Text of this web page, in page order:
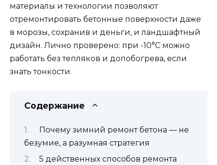
материалы и технологии позволяют
отремонтировать бетонные поверхности даже
в морозы, сохранив и деньги, и ландшафтный
дизайн. Лично проверено: при -10°C можно
работать без тепляков и допобогрева, если
знать тонкости.
Содержание
Почему зимний ремонт бетона — не
безумие, а разумная стратегия
5 действенных способов ремонта